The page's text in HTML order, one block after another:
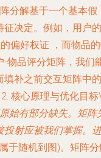
分解基于一个基本假
征决定。例如，用户的
偏好权证 ，而物品
物品评分矩阵，我们
填补之前交互矩阵中的
核心原理与优化目标
始有部分缺失。矩阵
投射应被我们掌握。进
于随机到图)。矩阵